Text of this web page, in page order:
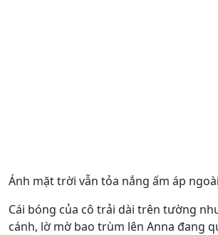
Ánh mặt trời vẫn tỏa nắng ấm áp
Cái bóng của cô trải dài trên tường
cánh, lờ mờ bao trùm lên Anna đang